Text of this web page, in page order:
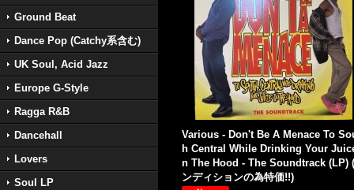
Ground Beat
Dance Pop (Catchy系含む)
UK Soul, Acid Jazz
Europe G-Style
Ragga R&B
Dancehall
Lovers
Soul LP
Various - Don't Be A Menace To
h Central While Drinking Your
n The Hood - The Soundtrack (LP)
ンディションの為特価!!)